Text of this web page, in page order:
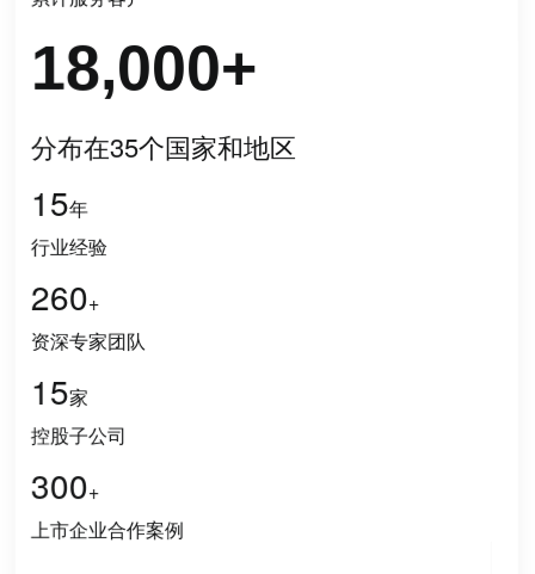
18,000+
分布在35个国家和地区
15年
行业经验
260+
资深专家团队
15家
控股子公司
300+
上市企业合作案例